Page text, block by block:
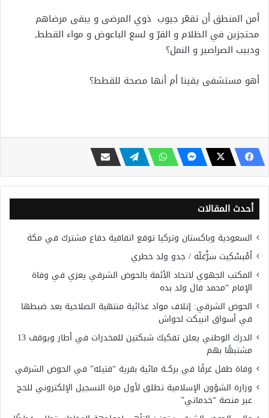
أمن المنطق أن تقعّر جيوب ذوي المرضى و يبقى مرضاهم
محتجزين في الظلام و القرّ و لسع الباعوض و مواء القطط,
ودبيب الصراصير و النمل؟
أهو مستشفى يقينا أم أنها مصحة للقطط؟
أحدث المقالات
السعودية وباكستان وتركيا توقع اتفاقية دفاع مشترك في مكة
أَمْبسْكِيت سَرّْغلّه / جدو ولد خطري
المكتب الجهوي لاتحاد الأئمة بالحوض الشرقي يعزي في وفاة
الإمام “محمد فال ولد بده
الحوض الشرقي: إتلاف مواد غذائية منتهية الصلاحية بعد ضبطها
في أسواق انبيكت لحواش
الدرك الوطني يعلن تفكيك شبكتين للمخدرات في أطار ويوقف 13
مشتبهًا بهم
وفاة طفل غرقًا في بركــة مائية بقرية “فتيله” في الحوض الشرقي
وزارة الشؤون الإسلامية تطلق لأول مرة التسجيل الإلكتروني للحج
عبر منصة “خدماتي”